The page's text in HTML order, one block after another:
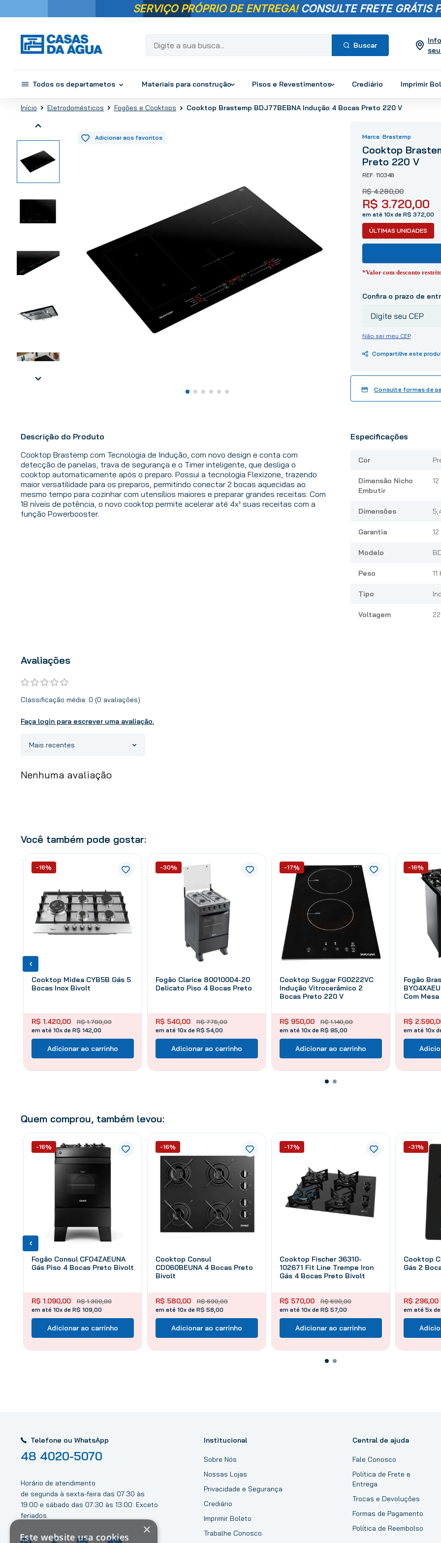
SERVIÇO PRÓPRIO DE ENTREGA! CONSULTE FRETE GRÁTIS
Digite a sua busca...
Todos os departametos Materiais para construção Pisos e Revestimentos Crediário Imprimir
Eletrodomésticos Fogões e Cooktops Cooktop Brastemp BDJ77BEBNA Indução 4 Bocas Preto 220 V
Brastemp
Cooktop
Preto 220 V
110348
R$ 3.720,00
R$ 4.280,00
em até 10x de R$ 372,00
ÚLTIMAS UNIDADES
*Valor com desconto
Não sei meu CEP
Consulte formas de
Descrição do Produto
Cooktop Brastemp com Tecnologia de Indução, com novo design e conta com
detecção de panelas, trava de segurança e o Timer inteligente, que desliga o
cooktop automaticamente após o preparo. Possui a tecnologia Flexizone, trazendo
maior versatilidade para os preparos, permitindo conectar 2 bocas aquecidas ao
mesmo tempo para cozinhar com utensílios maiores e preparar grandes receitas. Com
18 níveis de potência, o novo cooktop permite acelerar até 4x¹ suas receitas com a
função Powerbooster.
Especificações
Cor
Dimensão Nicho
Embutir
Dimensões
Garantia
Modelo
Peso 11
Tipo
Voltagem
Avaliações
Classificação média: 0 (0 avaliações)
Faça login para escrever uma avaliação.
Mais recentes
Nenhuma avaliação
Você também pode gostar:
Cooktop Midea CYB5B Gás 5
Bocas Inox Bivolt
R$ 1.700,00
R$ 1.420,00
em até 10x de R$ 142,00
-16%
Adicionar ao carrinho
Fogão Clarice 80010004-20
Delicato Piso 4 Bocas Preto
R$ 775,00
R$ 540,00
em até 10x de R$ 54,00
-30%
Adicionar ao carrinho
Cooktop Suggar FG0222VC
Indução Vitrocerâmico 2
Bocas Preto 220 V
R$ 1.140,00
R$ 950,00
em até 10x de R$ 95,00
-17%
Adicionar ao carrinho
Fogão
Com
R$ 2.590,
em até 10x
-16%
Quem comprou, também levou:
Fogão Consul CFO4ZAEUNA
Gás Piso 4 Bocas Preto Bivolt
R$ 1.300,00
R$ 1.090,00
em até 10x de R$ 109,00
-16%
Adicionar ao carrinho
Cooktop Consul
CD060BEUNA 4 Bocas Preto
Bivolt
R$ 690,00
R$ 580,00
em até 10x de R$ 58,00
-16%
Adicionar ao carrinho
Cooktop Fischer 36310-
102671 Fit Line Trempe Iron
Gás 4 Bocas Preto Bivolt
R$ 690,00
R$ 570,00
em até 10x de R$ 57,00
-17%
Adicionar ao carrinho
Cooktop
Gás 2
R$ 296,00
em até 5x
-31%
Telefone ou WhatsApp
48 4020-5070
Horário de atendimento
de segunda à sexta-feira das 07:30 às
19:00 e sábado das 07:30 às 13:00. Exceto
feriados.
Institucional
Sobre Nós
Nossas Lojas
Privacidade e Segurança
Crediário
Imprimir Boleto
Trabalhe Conosco
Central de ajuda
Fale Conosco
Política de Frete e
Entrega
Trocas e Devoluções
Formas de Pagamento
Política de Reembolso
×
Este website usa cookies
Termos mais
2º
porcelanato
revestimento
vaso sanitário
chuveiro